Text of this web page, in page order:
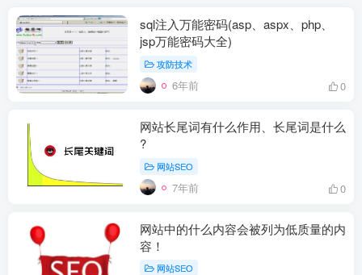
sql注入万能密码(asp、aspx、php、
jsp万能密码大全)
攻防技术
6年前 0
网站长尾词有什么作用、长尾词是什么
?
网站SEO
7年前 0
网站中的什么内容会被列为低质量的内
容！
网站SEO